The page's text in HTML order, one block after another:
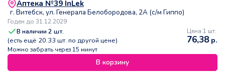
Аптека №39 InLek
г. Витебск, ул. Генерала Белобородова, 2А (с/м Гиппо)
Годен до 31.12.2029
В наличии2 шт.
(есть ещё 20.33 шт. по другой цене)
Можно забрать через 15 минут
Цена 1 шт.
76,38р.
В корзину